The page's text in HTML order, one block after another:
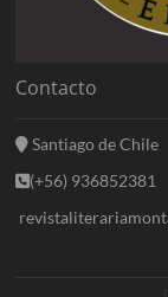
Contacto
Santiago de Chile
(+56) 936852381